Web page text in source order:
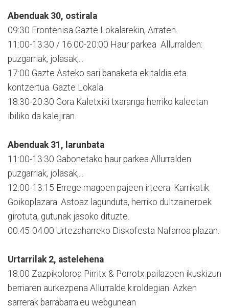
Abenduak 30, ostirala
09:30 Frontenisa Gazte Lokalarekin, Arraten.
11:00-13:30 / 16:00-20:00 Haur parkea Allurralden:
puzgarriak, jolasak,...
17:00 Gazte Asteko sari banaketa ekitaldia eta
kontzertua. Gazte Lokala.
18:30-20:30 Gora Kaletxiki txaranga herriko kaleetan
ibiliko da kalejiran.
Abenduak 31, larunbata
11:00-13:30 Gabonetako haur parkea Allurralden:
puzgarriak, jolasak,...
12:00-13:15 Errege magoen pajeen irteera: Karrikatik
Goikoplazara. Astoaz lagunduta, herriko dultzaineroek
girotuta, gutunak jasoko dituzte.
00:45-04:00 Urtezaharreko Diskofesta Nafarroa plazan.
Urtarrilak 2, astelehena
18:00 Zazpikoloroa Pirritx & Porrotx pailazoen ikuskizun
berriaren aurkezpena Allurralde kiroldegian. Azken
sarrerak barrabarra.eu webgunean